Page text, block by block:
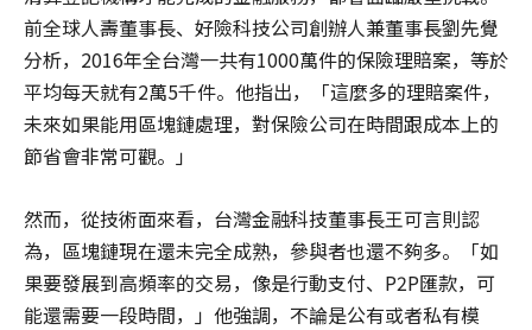
前全球人壽董事長、好險科技公司創辦人兼董事長劉先覺
分析，2016年全台灣一共有1000萬件的保險理賠案，等於
平均每天就有2萬5千件。他指出，「這麼多的理賠案件，
未來如果能用區塊鏈處理，對保險公司在時間跟成本上的
節省會非常可觀。」
然而，從技術面來看，台灣金融科技董事長王可言則認
為，區塊鏈現在還未完全成熟，參與者也還不夠多。「如
果要發展到高頻率的交易，像是行動支付、P2P匯款，可
能還需要一段時間，」他強調，不論是公有或者私有模